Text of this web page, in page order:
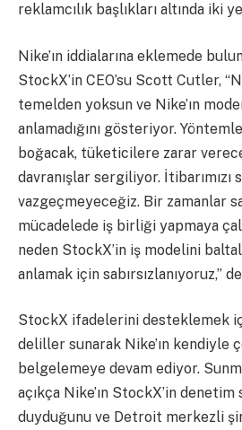
reklamcılık başlıkları altında iki
Nike’ın iddialarına eklemede
StockX’in CEO’su Scott Cutler,
temelden yoksun ve Nike’ın
anlamadığını gösteriyor.
boğacak, tüketicilere zarar
davranışlar sergiliyor. İtibarımızı
vazgeçmeyeceğiz. Bir zamanlar
mücadelede iş birliği yapmaya
neden StockX’in iş modelini
anlamak için sabırsızlanıyoruz,”
StockX ifadelerini desteklemek
deliller sunarak Nike’ın kendiyle
belgelemeye devam ediyor.
açıkça Nike’ın StockX’in
duyduğunu ve Detroit merkezli